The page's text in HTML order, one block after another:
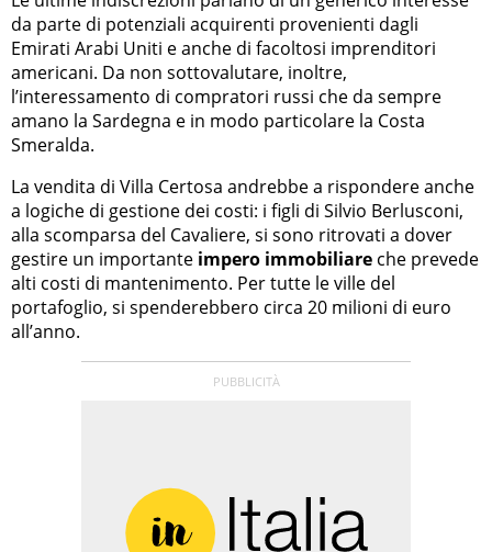
da parte di potenziali acquirenti provenienti dagli
Emirati Arabi Uniti e anche di facoltosi imprenditori
americani. Da non sottovalutare, inoltre,
l’interessamento di compratori russi che da sempre
amano la Sardegna e in modo particolare la Costa
Smeralda.
La vendita di Villa Certosa andrebbe a rispondere anche
a logiche di gestione dei costi: i figli di Silvio Berlusconi,
alla scomparsa del Cavaliere, si sono ritrovati a dover
gestire un importante impero immobiliare che prevede
alti costi di mantenimento. Per tutte le ville del
portafoglio, si spenderebbero circa 20 milioni di euro
all’anno.